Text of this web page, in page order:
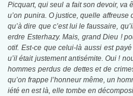
Picquart, qui seul a fait son devoir, va
u’on punira. O justice, quelle
qu’à dire que c’est lui le faussaire,
erdre Esterhazy. Mais, grand Dieu !
otif. Est-ce que celui-là aussi est
u’il était justement antisémite. Oui !
hommes perdus de dettes et de
qu’on frappe l’honneur même, un
iété en est là, elle tombe en